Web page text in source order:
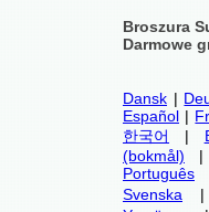
Broszura
Darmowe
Dansk |
Español |
한국어
|
(bokmål)
Português
Svenska